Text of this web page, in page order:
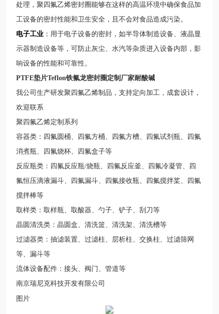
处理，聚四氟乙烯密封圈能够在这样的高温环境中确保食品加
工设备的密封性能和卫生安全，且不会对食品造成污染。
电子工业 ：用于电子设备的密封，如半导体制造设备、液晶显
示器制造设备等，可防止灰尘、水汽等杂质进入设备内部，影
响设备的性能和可靠性。
PTFE垫片Teflon铁氟龙密封圈定制厂家耐酸碱
我公司生产研发聚四氟乙烯制品，支持定向加工，成套设计，
欢迎联系
聚四氟乙烯定制系列
容器类：四氟圆桶、四氟方桶、四氟方槽、四氟试剂瓶、四氟
消煮瓶、四氟烧杯、四氟盒子等
反应瓶类：四氟反应瓶/烧瓶、四氟反应釜、四氟冷凝管、四
氟恒压滴液漏斗、四氟漏斗、四氟接收瓶、四氟搅拌桨、四氟
搅拌棒等
取样类：取样瓶、取酸器、勺子、铲子、刮刀等
晶圆清洗类：晶圆盒、清洗篮、清洗架、清洗槽等
过滤器类：抽滤装置、过滤柱、层析柱、交换柱、过滤筛网
等、漏斗等
流体设备配件：接头、阀门、管道等
南京瑞尼克科技开发有限公司
图片